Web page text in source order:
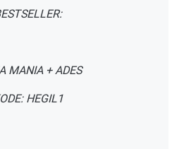
MANIA + ADES
HEGIL1